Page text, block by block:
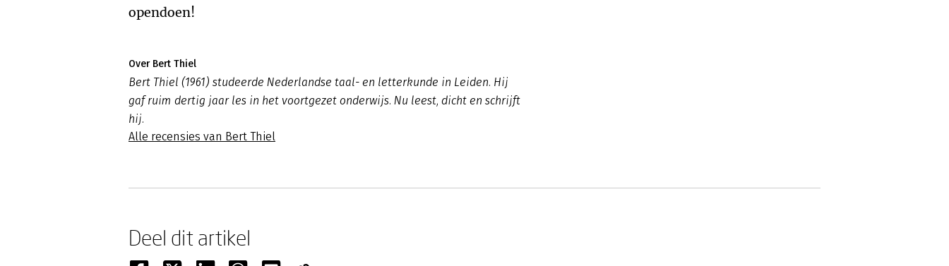
opendoen!
Over Bert Thiel
Bert Thiel (1961) studeerde Nederlandse taal- en letterkunde in Leiden. Hij
gaf ruim dertig jaar les in het voortgezet onderwijs. Nu leest, dicht en schrijft
hij.
Alle recensies van Bert Thiel
Deel dit artikel